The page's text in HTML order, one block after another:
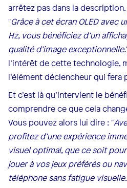
arrêtez pas dans la
"Grâce à cet écran OLED avec
Hz, vous bénéficiez d’un
qualité d’image exceptionnelle.
l’intérêt de cette technologie,
l’élément déclencheur qui fera
Et c’est là qu’intervient le
comprendre ce que cela
Vous pouvez alors lui dire : "
profitez d’une expérience
visuel optimal, que ce soit
jouer à vos jeux préférés ou
téléphone sans fatigue visuelle.